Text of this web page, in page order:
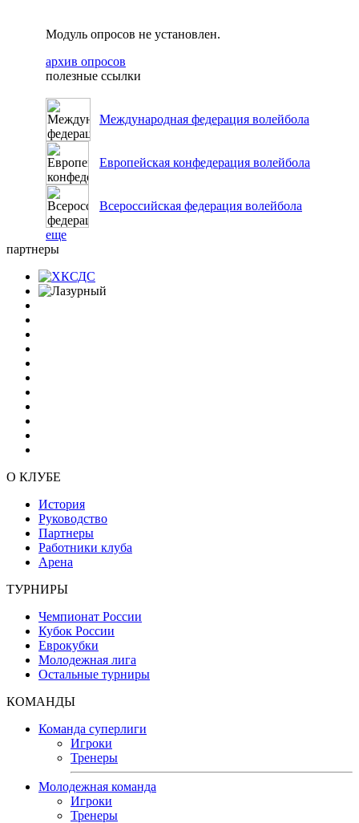
Модуль опросов не установлен.
архив опросов
полезные ссылки
Международная федерация волейбола
Европейская конфедерация волейбола
Всероссийская федерация волейбола
еще
партнеры
О КЛУБЕ
История
Руководство
Партнеры
Работники клуба
Арена
ТУРНИРЫ
Чемпионат России
Кубок России
Еврокубки
Молодежная лига
Остальные турниры
КОМАНДЫ
Команда суперлиги
Игроки
Тренеры
Молодежная команда
Игроки
Тренеры